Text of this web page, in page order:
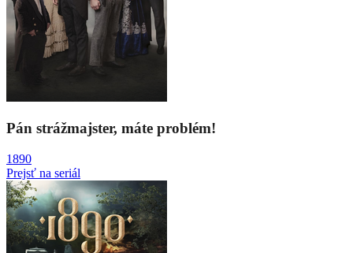
Pán strážmajster, máte problém!
1890
Prejsť na seriál